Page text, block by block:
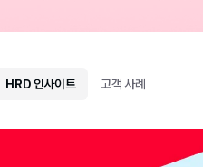
HRD 인사이트 고객 사례